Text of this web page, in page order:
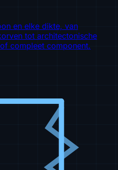
en elke dikte, van
tot architectonische
compleet component.